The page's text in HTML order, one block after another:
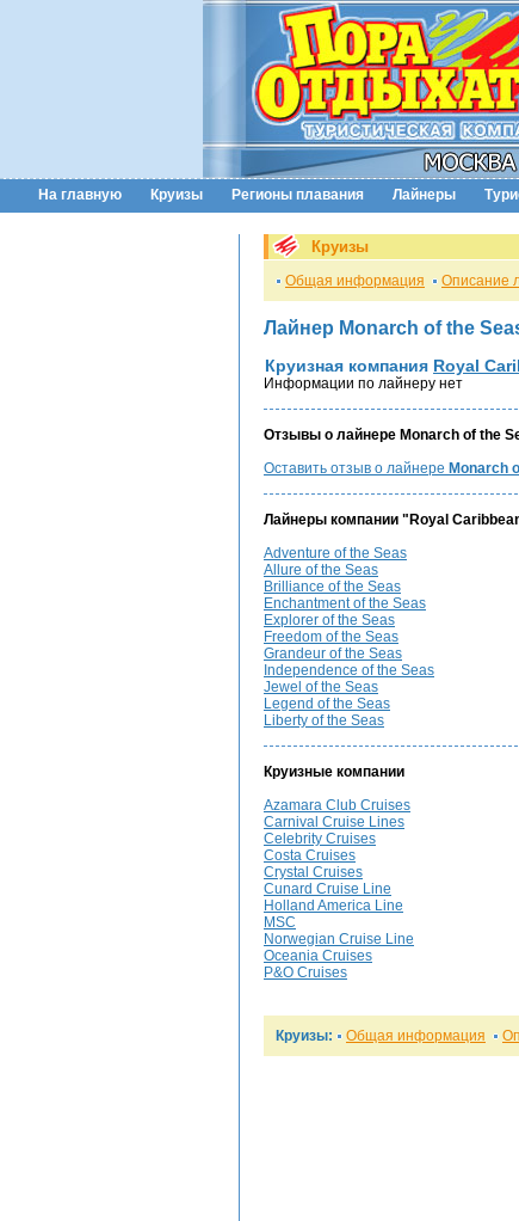
На главную Круизы Регионы плавания Лайнеры
Круизы
Общая информация Описание
Лайнер Monarch of the
Круизная компания Royal
Информации по лайнеру нет
Отзывы о лайнере Monarch of the
Оставить отзыв о лайнере Monarch
Лайнеры компании "Royal
Adventure of the Seas
Allure of the Seas
Brilliance of the Seas
Enchantment of the Seas
Explorer of the Seas
Freedom of the Seas
Grandeur of the Seas
Independence of the Seas
Jewel of the Seas
Legend of the Seas
Liberty of the Seas
Круизные компании
Azamara Club Cruises
Carnival Cruise Lines
Celebrity Cruises
Costa Cruises
Crystal Cruises
Cunard Cruise Line
Holland America Line
MSC
Norwegian Cruise Line
Oceania Cruises
P&O Cruises
Круизы: Общая информация